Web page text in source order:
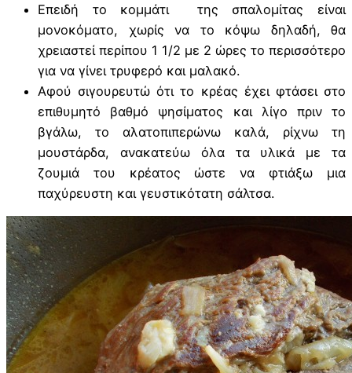
Επειδή το κομμάτι της σπαλομίτας είναι
μονοκόματο, χωρίς να το κόψω δηλαδή, θα
χρειαστεί περίπου 1 1/2 με 2 ώρες το περισσότερο
για να γίνει τρυφερό και μαλακό.
Αφού σιγουρευτώ ότι το κρέας έχει φτάσει στο
επιθυμητό βαθμό ψησίματος και λίγο πριν το
βγάλω, το αλατοπιπερώνω καλά, ρίχνω τη
μουστάρδα, ανακατεύω όλα τα υλικά με τα
ζουμιά του κρέατος ώστε να φτιάξω μια
παχύρευστη και γευστικότατη σάλτσα.